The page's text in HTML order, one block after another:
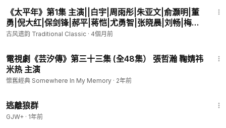
经典金曲馆藏Ⅰ：https://www.ganjingworld.com/s/wqkVp9bW
Kq
经典金曲馆藏Ⅱ：https://www.ganjingworld.com/s/0rXqyG0Yl
****************************************************
古风遗韵频道声明：本频道旨在从社交平台上收集整理传统、经
典、优秀的华文音乐、电影、电视剧等视频，留传未来；荣耀归
我们携手重建中华民族精神家园，行善积德福报绵绵。如若不同
意转载，请联系删除。
《太平年》第1集 主演||白宇|周雨彤|朱亚文|俞灏明|董
勇|倪大红|保剑锋|郝平|蒋恺|尤勇智|张晓晨|刘畅|梅婷|
于洋|张帆|吴昊宸|海一天|薛佳凝|尤靖茹|魏千翔 导演||
古风遗韵 Traditional Classic · 4個月前
電視劇《芸汐傳》第三十三集 (全48集） 張哲瀚 鞠婧祎
米热 主演
懷舊經典 Somewhere In My Memory · 2年前
逃離狼群
GJW+ · 1年前